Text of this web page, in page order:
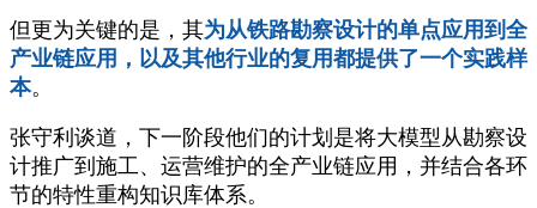
但更为关键的是，其为从铁路勘察设计的单点应用到全
产业链应用，以及其他行业的复用都提供了一个实践样
本。
张守利谈道，下一阶段他们的计划是将大模型从勘察设
计推广到施工、运营维护的全产业链应用，并结合各环
节的特性重构知识库体系。